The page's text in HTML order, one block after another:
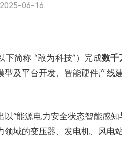
2025-06-16
简称 “敢为科技”）完成数千
及平台开发、智能硬件产
“能源电力安全状态智能感
域的变压器、发电机、风电